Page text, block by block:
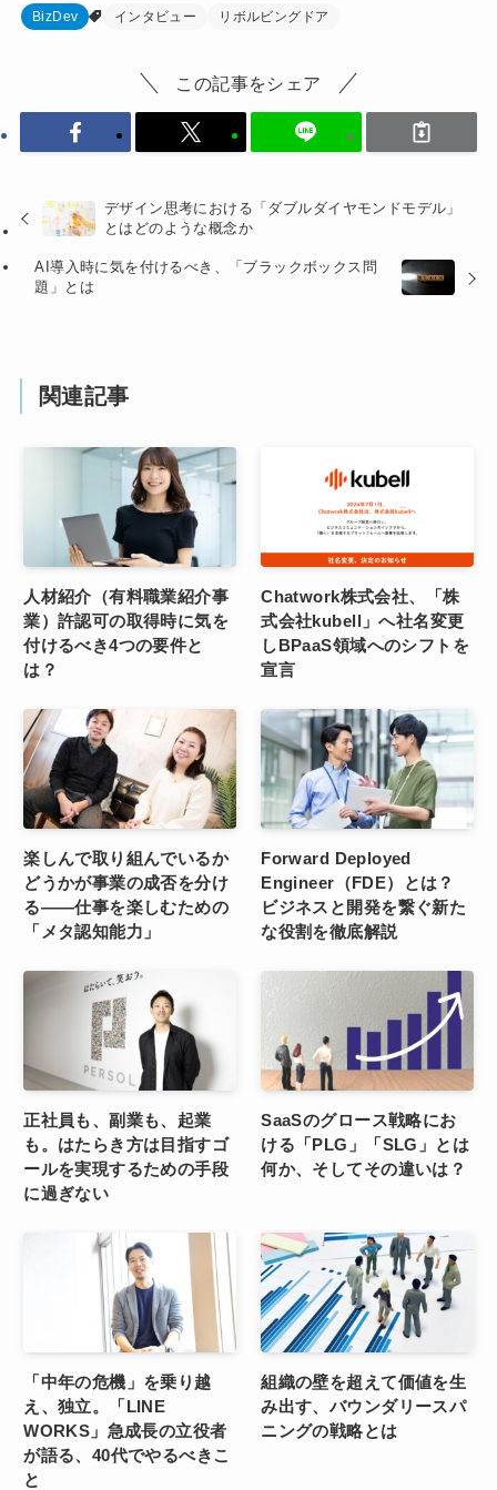
BizDev インタビュー リボルビングドア
この記事をシェア
デザイン思考における「ダブルダイヤモンドモデル」
とはどのような概念か
AI導入時に気を付けるべき、「ブラックボックス問
題」とは
関連記事
人材紹介（有料職業紹介事
業）許認可の取得時に気を
付けるべき4つの要件と
は？
Chatwork株式会社、「株
式会社kubell」へ社名変更
しBPaaS領域へのシフトを
宣言
楽しんで取り組んでいるか
どうかが事業の成否を分け
る――仕事を楽しむための
「メタ認知能力」
Forward Deployed
Engineer（FDE）とは？
ビジネスと開発を繋ぐ新た
な役割を徹底解説
正社員も、副業も、起業
も。はたらき方は目指すゴ
ールを実現するための手段
に過ぎない
SaaSのグロース戦略にお
ける「PLG」「SLG」とは
何か、そしてその違いは？
「中年の危機」を乗り越
え、独立。「LINE
WORKS」急成長の立役者
が語る、40代でやるべきこ
と
組織の壁を超えて価値を生
み出す、バウンダリースパ
ニングの戦略とは